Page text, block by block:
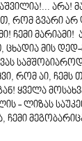
არა!
რომ გვარი არ
ჩემი მარიამი!
ცხადია მის
რომ აი, ჩემს
ყველა
- ლიზას
ჩემი